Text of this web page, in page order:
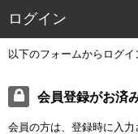
ログイン
以下のフォームからログイ
会員登録がお済
会員の方は、登録時に入